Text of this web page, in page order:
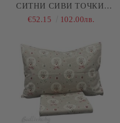
СИТНИ СИВИ ТОЧКИ,
100% НАТУРАЛЕН
€52.15 102.00лв.